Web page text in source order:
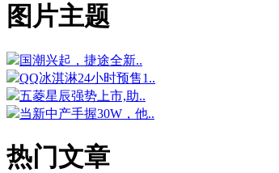
图片主题
国潮兴起，捷途全新..
QQ冰淇淋24小时预售1..
五菱星辰强势上市,助..
当新中产手握30W，他..
热门文章